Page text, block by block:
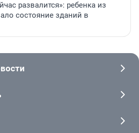
развалится»: ребенка из
состояние зданий в